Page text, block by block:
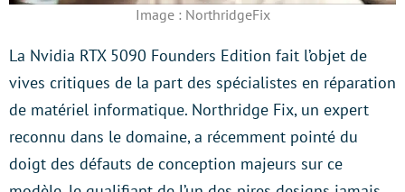
Image : NorthridgeFix
La Nvidia RTX 5090 Founders Edition fait l’objet de
vives critiques de la part des spécialistes en réparation
de matériel informatique. Northridge Fix, un expert
reconnu dans le domaine, a récemment pointé du
doigt des défauts de conception majeurs sur ce